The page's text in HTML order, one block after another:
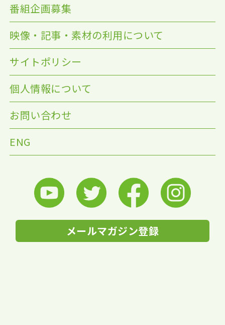
番組企画募集
映像・記事・素材の利用について
サイトポリシー
個人情報について
お問い合わせ
ENG
メールマガジン登録